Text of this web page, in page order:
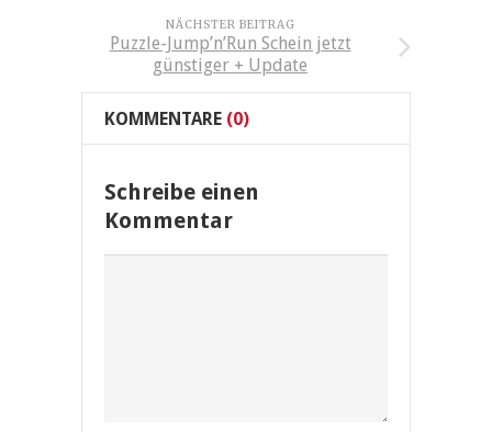
NÄCHSTER BEITRAG
Puzzle-Jump’n’Run Schein jetzt
günstiger + Update
KOMMENTARE (0)
Schreibe einen
Kommentar